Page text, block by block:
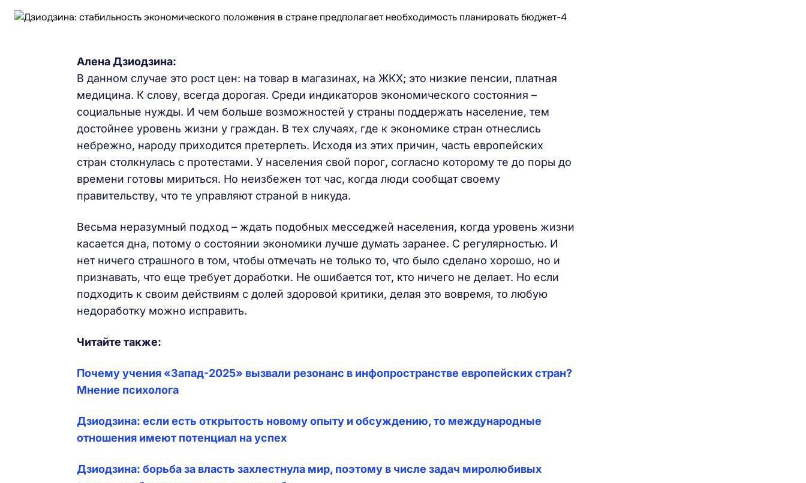
Алена Дзиодзина:
В данном случае это рост цен: на товар в магазинах, на ЖКХ; это низкие пенсии, платная
медицина. К слову, всегда дорогая. Среди индикаторов экономического состояния –
социальные нужды. И чем больше возможностей у страны поддержать население, тем
достойнее уровень жизни у граждан. В тех случаях, где к экономике стран отнеслись
небрежно, народу приходится претерпеть. Исходя из этих причин, часть европейских
стран столкнулась с протестами. У населения свой порог, согласно которому те до поры до
времени готовы мириться. Но неизбежен тот час, когда люди сообщат своему
правительству, что те управляют страной в никуда.
Весьма неразумный подход – ждать подобных месседжей населения, когда уровень жизни
касается дна, потому о состоянии экономики лучше думать заранее. С регулярностью. И
нет ничего страшного в том, чтобы отмечать не только то, что было сделано хорошо, но и
признавать, что еще требует доработки. Не ошибается тот, кто ничего не делает. Но если
подходить к своим действиям с долей здоровой критики, делая это вовремя, то любую
недоработку можно исправить.
Читайте также:
Почему учения «Запад-2025» вызвали резонанс в инфопространстве европейских стран?
Мнение психолога
Дзиодзина: если есть открытость новому опыту и обсуждению, то международные
отношения имеют потенциал на успех
Дзиодзина: борьба за власть захлестнула мир, поэтому в числе задач миролюбивых